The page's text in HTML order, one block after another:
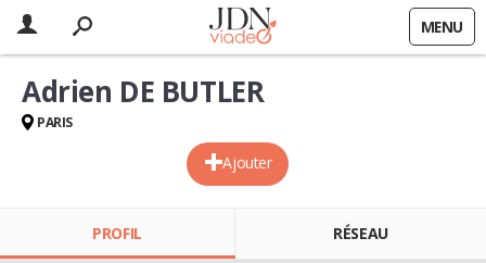
MENU
Ajouter
Adrien DE BUTLER
PARIS
PROFIL RÉSEAU